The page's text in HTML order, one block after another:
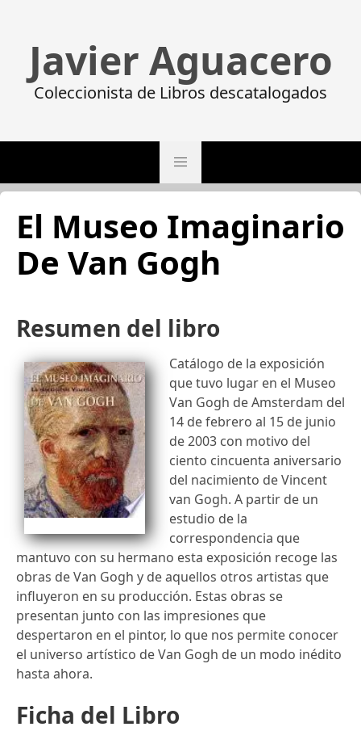
Javier Aguacero
Coleccionista de Libros descatalogados
El Museo Imaginario
De Van Gogh
Resumen del libro
Catálogo de la exposición
que tuvo lugar en el Museo
Van Gogh de Amsterdam del
14 de febrero al 15 de junio
de 2003 con motivo del
ciento cincuenta aniversario
del nacimiento de Vincent
van Gogh. A partir de un
estudio de la
correspondencia que
mantuvo con su hermano esta exposición recoge las
obras de Van Gogh y de aquellos otros artistas que
influyeron en su producción. Estas obras se
presentan junto con las impresiones que
despertaron en el pintor, lo que nos permite conocer
el universo artístico de Van Gogh de un modo inédito
hasta ahora.
Ficha del Libro